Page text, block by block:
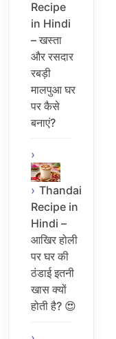
Recipe
in Hindi
– खस्ता
और रसदार
रबड़ी
मालपुआ घर
पर कैसे
बनाएं?
Thandai
Recipe in
Hindi –
आखिर होली
पर घर की
ठंडाई इतनी
खास क्यों
होती है? 😍